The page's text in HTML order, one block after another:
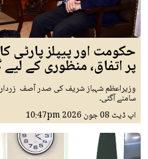
حکومت اور پیپلز پارٹی
پر اتفاق، منظوری کے
وزیراعظم شہباز شریف کی صدر آصف
سامنے آگئی۔
اپ ڈیٹ 08 جون 2026 10:47pm